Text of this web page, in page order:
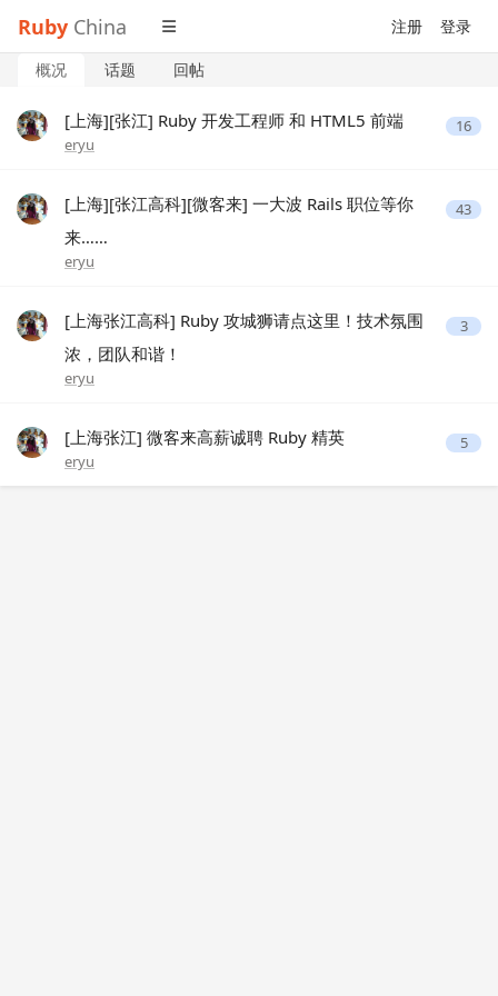
Ruby China 注册 登录
概况 话题 回帖
[上海][张江] Ruby 开发工程师 和 HTML5 前端
eryu
16
[上海][张江高科][微客来] 一大波 Rails 职位等你
来……
eryu
43
[上海张江高科] Ruby 攻城狮请点这里！技术氛围
浓，团队和谐！
eryu
3
[上海张江] 微客来高薪诚聘 Ruby 精英
eryu
5